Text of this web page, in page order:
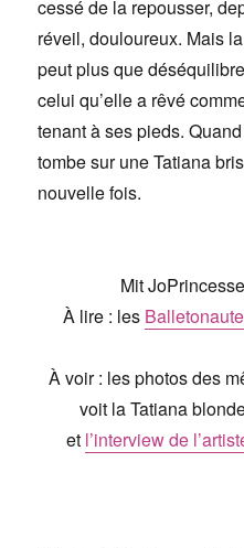
cessé de la repousser,
réveil, douloureux. Mais
peut plus que
celui qu’elle a rêvé
tenant à ses pieds.
tombe sur une Tatiana
nouvelle fois.
Mit
À lire : les
À voir : les photos des
voit la Tatiana
et l’interview de